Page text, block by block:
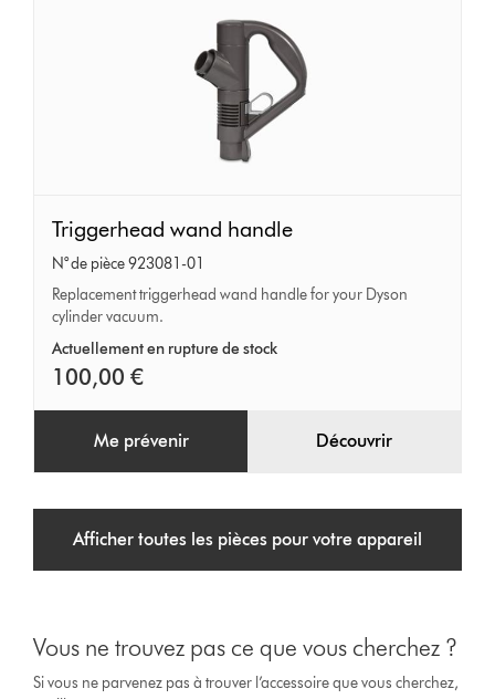
wand
handle
Triggerhead wand handle
N° de pièce 923081-01
Replacement triggerhead wand handle for your Dyson
cylinder vacuum.
Actuellement en rupture de stock
100,00 €
Me prévenir Découvrir
Afficher toutes les pièces pour votre appareil
Vous ne trouvez pas ce que vous cherchez ?
Si vous ne parvenez pas à trouver l’accessoire que vous cherchez,